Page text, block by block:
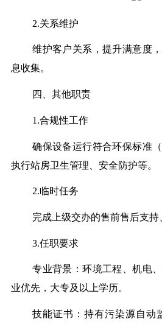
2.关系维护
维护客户关系，提升满意度
息收集。
四、其他职责
1.合规性工作
确保设备运行符合环保标准
执行站房卫生管理、安全防护等。
2.临时任务
完成上级交办的售前售后支持
3.任职要求
专业背景：环境工程、机电
业优先，大专及以上学历。
技能证书：持有污染源自动